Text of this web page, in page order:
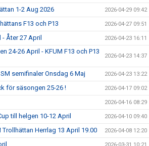
1-2 Aug 2026 2026-04-29 09:42
F13 och P13 2026-04-27 09:51
Åter 27 April 2026-04-23 16:11
24-26 April - KFUM F13 och P13
2026-04-23 14:37
semifinaler Onsdag 6 Maj 2026-04-23 13:22
för säsongen 25-26 ! 2026-04-17 09:02
2026-04-16 08:29
till helgen 10-12 April 2026-04-10 09:40
Trollhättan Herrlag 13 April 19.00 2026-04-08 12:20